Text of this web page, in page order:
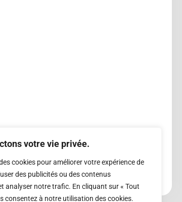
votre vie privée.
cookies pour améliorer votre expérience de
des publicités ou des contenus
analyser notre trafic. En cliquant sur « Tout
consentez à notre utilisation des cookies.